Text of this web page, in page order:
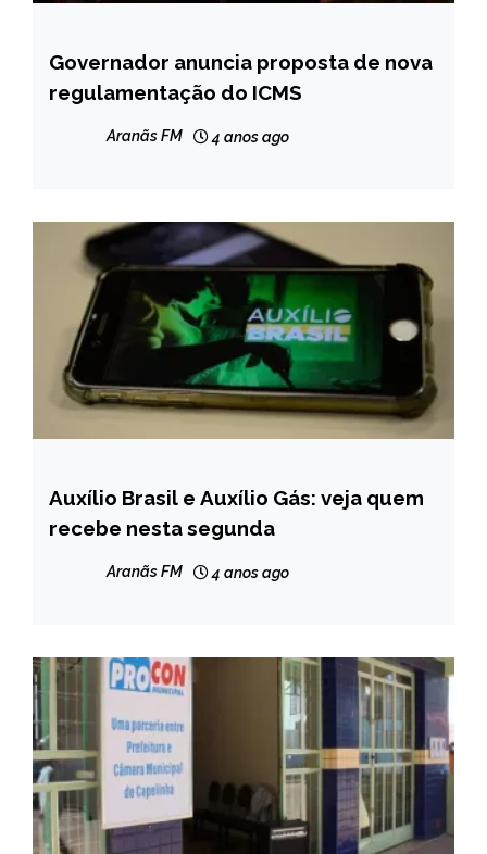
MINAS
GERAIS
NOTÍCIAS
Governador anuncia proposta de nova
regulamentação do ICMS
Aranãs FM 4 anos ago
BRASIL
NOTÍCIAS
Auxílio Brasil e Auxílio Gás: veja quem
recebe nesta segunda
Aranãs FM 4 anos ago